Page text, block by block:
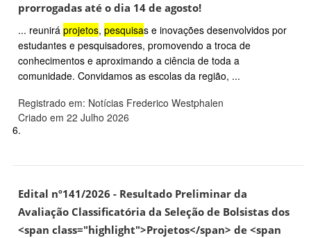
prorrogadas até o dia 14 de agosto!
... reunirá projetos, pesquisas e inovações desenvolvidos por
estudantes e pesquisadores, promovendo a troca de
conhecimentos e aproximando a ciência de toda a
comunidade. Convidamos as escolas da região, ...
Registrado em: Notícias Frederico Westphalen
Criado em 22 Julho 2026
6.
Edital nº141/2026 - Resultado Preliminar da
Avaliação Classificatória da Seleção de Bolsistas dos
<span class="highlight">Projetos</span> de <span